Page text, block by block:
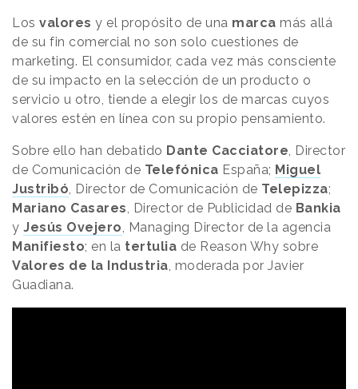
Los valores y el propósito de una marca más allá
de su fin comercial no son solo cuestiones de
marketing. El consumidor, cada vez más consciente
de su impacto en la selección de un producto o
servicio u otro, tiende a elegir los de marcas cuyos
valores estén en línea con su propio pensamiento.
Sobre ello han debatido Dante Cacciatore, Director
de Comunicación de Telefónica España; Miguel
Justribó, Director de Comunicación de Telepizza;
Mariano Casares, Director de Publicidad de Bankia
y Jesús Ovejero, Managing Director de la agencia
Manifiesto; en la tertulia de Reason Why sobre
Valores de la Industria, moderada por Javier
Guadiana.